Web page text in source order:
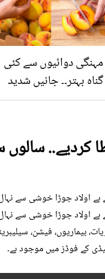
مہنگی دوائیوں سے کئی
گناہ بہتر۔۔ جانیں شدید
ساتھ 4 بچے
سالوں سے بے اولاد
سالوں سے بے اولاد
بیماریوں، فیشن،
کے فوڈز میں موجود ہے۔